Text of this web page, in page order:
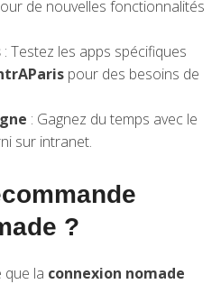
de nouvelles fonctionnalités
: Testez les apps spécifiques
pour des besoins de
: Gagnez du temps avec le
sur intranet.
?
que la connexion nomade